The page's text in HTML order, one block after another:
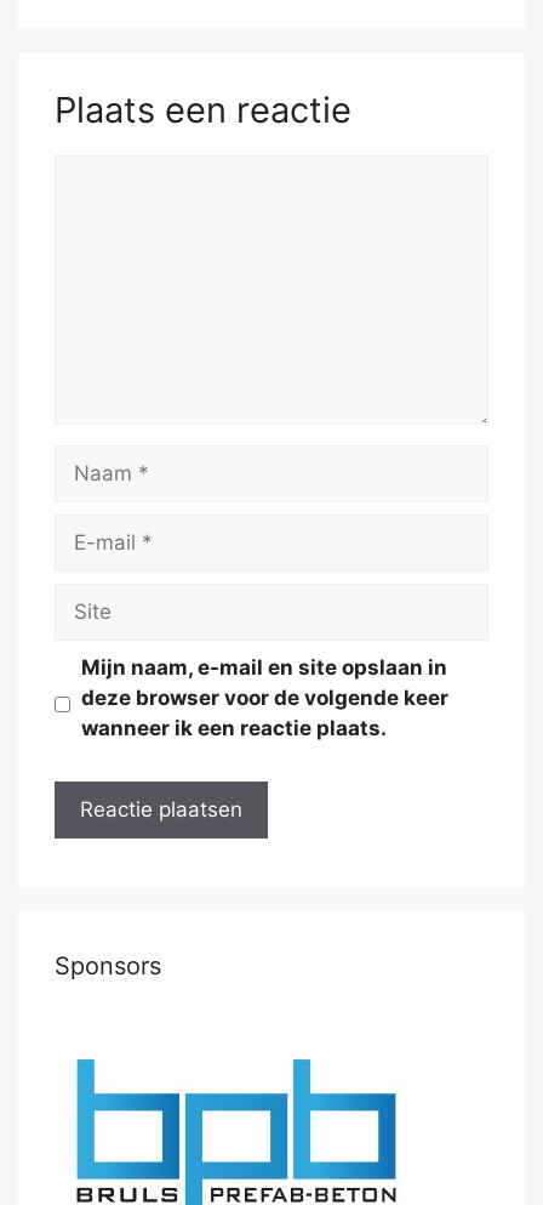
Plaats een reactie
Naam
Site
Mijn naam, e-mail en site opslaan in
deze browser voor de volgende keer
wanneer ik een reactie plaats.
Sponsors